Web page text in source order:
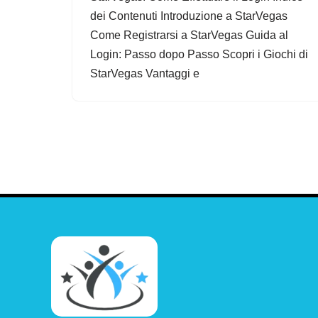
dei Contenuti Introduzione a StarVegas
Come Registrarsi a StarVegas Guida al
Login: Passo dopo Passo Scopri i Giochi di
StarVegas Vantaggi e